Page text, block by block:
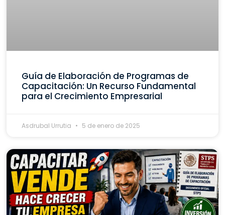
Guía de Elaboración de Programas de
Capacitación: Un Recurso Fundamental
para el Crecimiento Empresarial
Asdrubal Urrutia 5 de enero de 2025